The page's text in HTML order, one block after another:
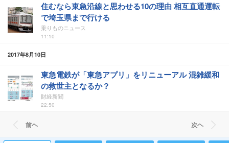
住むなら東急沿線と思わせる10の理由 相互直通運転
で埼玉県まで行ける
乗りものニュース
11:10
2017年8月10日
東急電鉄が「東急アプリ」をリニューアル 混雑緩和
の救世主となるか？
財経新聞
22:50
前ヘ 次ヘ